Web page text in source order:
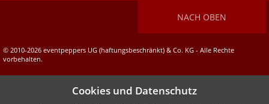
NACH OBEN
© 2010-2026 eventpeppers UG (haftungsbeschränkt) & Co. KG - Alle Rechte
vorbehalten.
Cookies und Datenschutz